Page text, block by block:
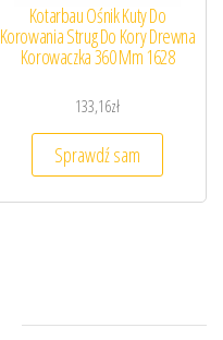
Kotarbau Ośnik Kuty Do
Korowania Strug Do Kory Drewna
Korowaczka 360 Mm 1628
133,16zł
Sprawdź sam